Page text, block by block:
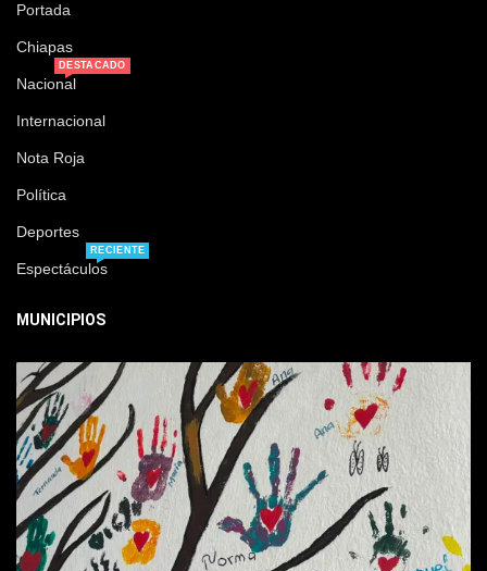
Portada
Chiapas
Nacional
DESTACADO
Internacional
Nota Roja
Política
Deportes
Espectáculos
RECIENTE
MUNICIPIOS